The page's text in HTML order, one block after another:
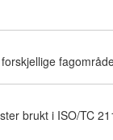
brukt i ISO/TC